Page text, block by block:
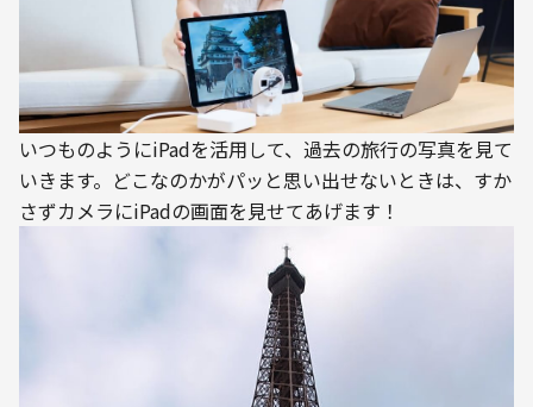
いつものようにiPadを活用して、過去の旅行の写真を見て
いきます。どこなのかがパッと思い出せないときは、すか
さずカメラにiPadの画面を見せてあげます！